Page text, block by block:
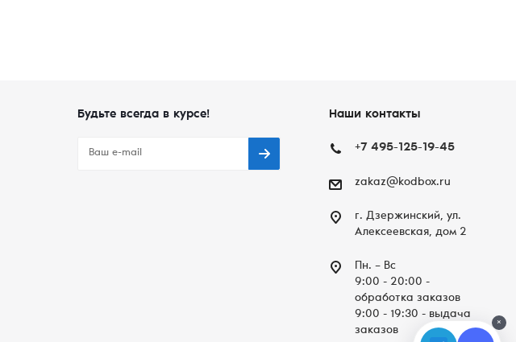
Будьте всегда в курсе! Наши контакты
+7 495-125-19-45
zakaz@kodbox.ru
г. Дзержинский, ул.
Алексеевская, дом 2
Пн. – Вc
9:00 - 20:00 -
обработка заказов
9:00 - 19:30 - выдача
заказов
×